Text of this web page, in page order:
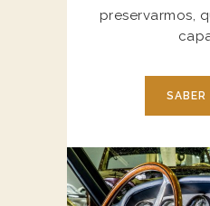
preservarmos,
SABER